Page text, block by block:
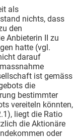
als
nichts, dass
den
Anbieterin II zu
hatte (vgl.
darauf
ist gemäss
die
bestimmter
vereiteln könnten,
liegt die Ratio
die Aktionäre
oder